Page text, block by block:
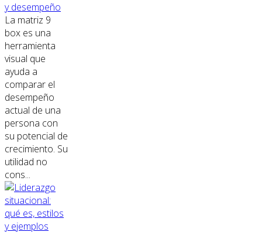
y desempeño
La matriz 9
box es una
herramienta
visual que
ayuda a
comparar el
desempeño
actual de una
persona con
su potencial de
crecimiento. Su
utilidad no
cons...